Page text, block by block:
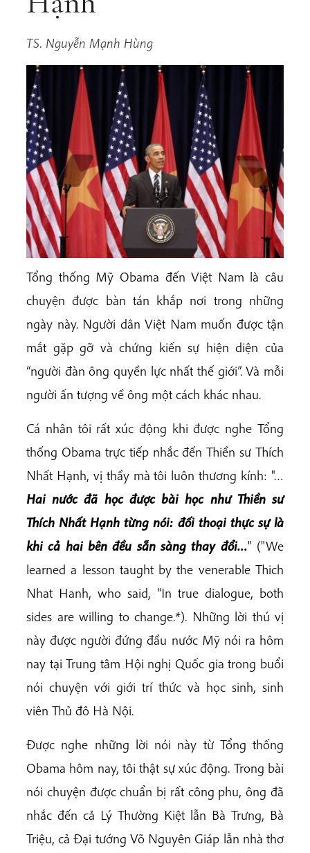
TS. Nguyễn Mạnh Hùng
Tổng thống Mỹ Obama đến Việt Nam là câu
chuyện được bàn tán khắp nơi trong những
ngày này. Người dân Việt Nam muốn được tận
mắt gặp gỡ và chứng kiến sự hiện diện của
“người đàn ông quyền lực nhất thế giới”. Và mỗi
người ấn tượng về ông một cách khác nhau.
Cá nhân tôi rất xúc động khi được nghe Tổng
thống Obama trực tiếp nhắc đến Thiền sư Thích
Nhất Hạnh, vị thầy mà tôi luôn thương kính: "…
Hai nước đã học được bài học như Thiền sư
Thích Nhất Hạnh từng nói: đối thoại thực sự là
khi cả hai bên đều sẵn sàng thay đổi…" ("We
learned a lesson taught by the venerable Thich
Nhat Hanh, who said, “In true dialogue, both
sides are willing to change.*). Những lời thú vị
này được người đứng đầu nước Mỹ nói ra hôm
nay tại Trung tâm Hội nghị Quốc gia trong buổi
nói chuyện với giới trí thức và học sinh, sinh
viên Thủ đô Hà Nội.
Được nghe những lời nói này từ Tổng thống
Obama hôm nay, tôi thật sự xúc động. Trong bài
nói chuyện được chuẩn bị rất công phu, ông đã
nhắc đến cả Lý Thường Kiệt lẫn Bà Trưng, Bà
Triệu, cả Đại tướng Võ Nguyên Giáp lẫn nhà thơ